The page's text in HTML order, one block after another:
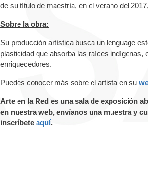
de su título de maestría, en el verano del
Sobre la obra:
Su producción artística busca un lenguage
plasticidad que absorba las raíces indígenas,
enriquecedores.
Puedes conocer más sobre el artista en su
Arte en la Red es una sala de exposición
en nuestra web, envíanos una muestra y
inscríbete aquí.